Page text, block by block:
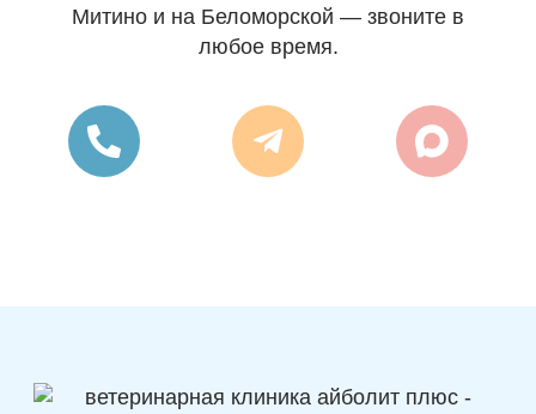
Митино и на Беломорской — звоните в
любое время.